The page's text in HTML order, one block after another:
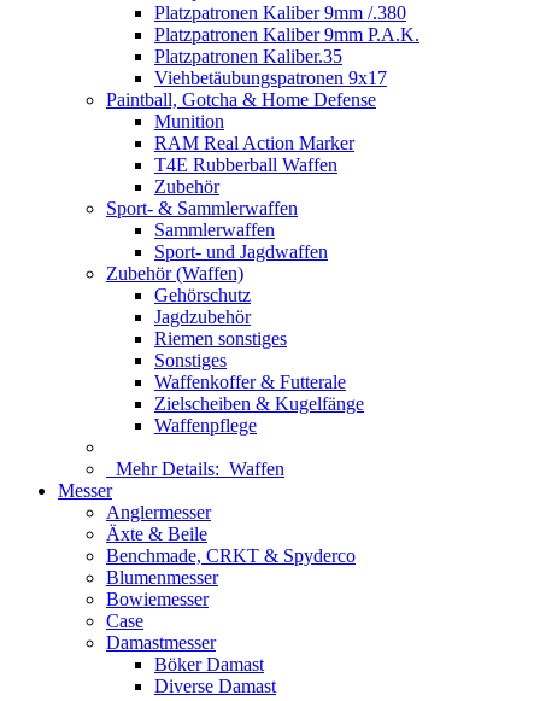
Platzpatronen Kaliber 9mm /.380
Platzpatronen Kaliber 9mm P.A.K.
Platzpatronen Kaliber.35
Viehbetäubungspatronen 9x17
Paintball, Gotcha & Home Defense
Munition
RAM Real Action Marker
T4E Rubberball Waffen
Zubehör
Sport- & Sammlerwaffen
Sammlerwaffen
Sport- und Jagdwaffen
Zubehör (Waffen)
Gehörschutz
Jagdzubehör
Riemen sonstiges
Sonstiges
Waffenkoffer & Futterale
Zielscheiben & Kugelfänge
Waffenpflege
Mehr Details: Waffen
Messer
Anglermesser
Äxte & Beile
Benchmade, CRKT & Spyderco
Blumenmesser
Bowiemesser
Case
Damastmesser
Böker Damast
Diverse Damast